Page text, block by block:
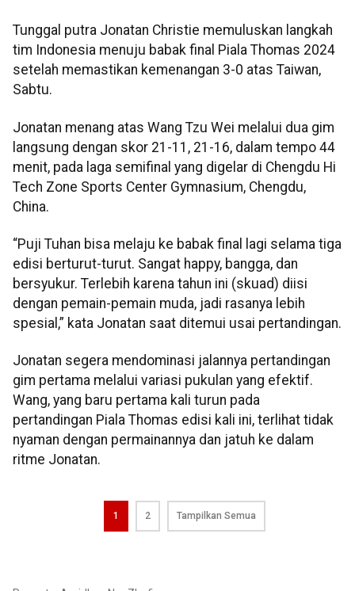
Tunggal putra Jonatan Christie memuluskan langkah
tim Indonesia menuju babak final Piala Thomas 2024
setelah memastikan kemenangan 3-0 atas Taiwan,
Sabtu.
Jonatan menang atas Wang Tzu Wei melalui dua gim
langsung dengan skor 21-11, 21-16, dalam tempo 44
menit, pada laga semifinal yang digelar di Chengdu Hi
Tech Zone Sports Center Gymnasium, Chengdu,
China.
“Puji Tuhan bisa melaju ke babak final lagi selama tiga
edisi berturut-turut. Sangat happy, bangga, dan
bersyukur. Terlebih karena tahun ini (skuad) diisi
dengan pemain-pemain muda, jadi rasanya lebih
spesial,” kata Jonatan saat ditemui usai pertandingan.
Jonatan segera mendominasi jalannya pertandingan
gim pertama melalui variasi pukulan yang efektif.
Wang, yang baru pertama kali turun pada
pertandingan Piala Thomas edisi kali ini, terlihat tidak
nyaman dengan permainannya dan jatuh ke dalam
ritme Jonatan.
1 2 Tampilkan Semua